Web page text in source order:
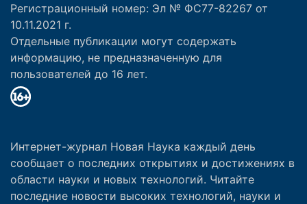
Регистрационный номер: Эл № ФС77-82267 от
10.11.2021 г.
Отдельные публикации могут содержать
информацию, не предназначенную для
пользователей до 16 лет.
Интернет-журнал Новая Наука каждый день
сообщает о последних открытиях и достижениях в
области науки и новых технологий. Читайте
последние новости высоких технологий, науки и